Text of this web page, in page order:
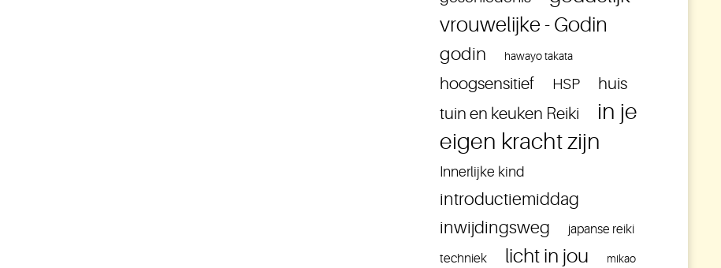
vrouwelijke - Godin
godin hawayo takata
hoogsensitief HSP
huis
tuin en keuken Reiki
in je
eigen kracht zijn
Innerlijke kind
introductiemiddag
inwijdingsweg
japanse reiki
techniek licht in jou mikao